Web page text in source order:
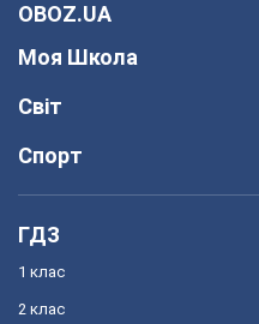
OBOZ.UA
Моя Школа
Світ
Спорт
ГДЗ
1 клас
2 клас